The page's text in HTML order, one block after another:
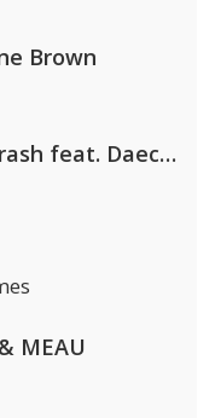
Brown
Hugel x Topic x Arash feat. Daecolm
MEAU